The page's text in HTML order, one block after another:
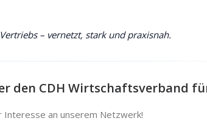
– vernetzt, stark und praxisnah.
den CDH Wirtschaftsverband
Interesse an unserem Netzwerk!